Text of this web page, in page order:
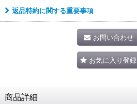
返品特約に関する重要事項
お問い合わせ
お気に入り登録
商品詳細